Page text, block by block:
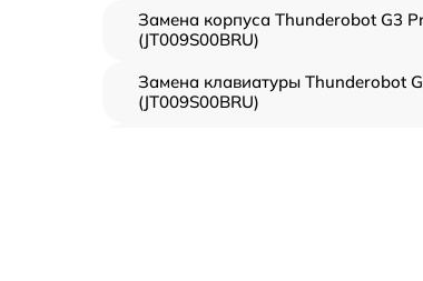
Замена корпуса Thunderobot G3
(JT009S00BRU)
Замена клавиатуры Thunderobot
(JT009S00BRU)